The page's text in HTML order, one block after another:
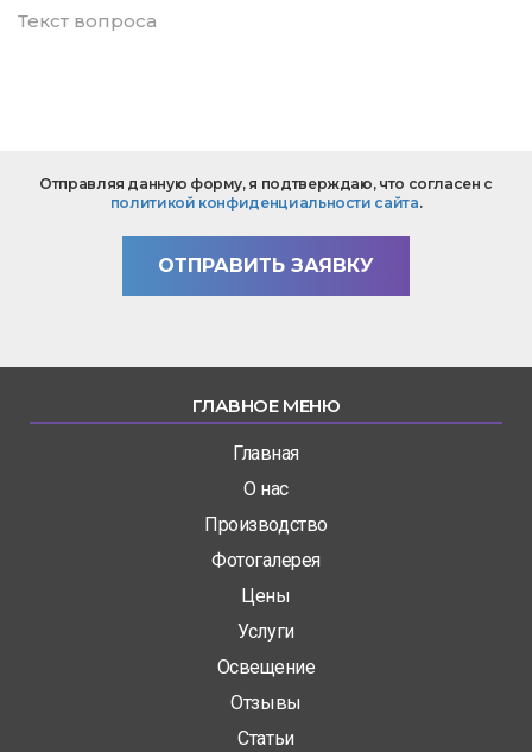
mail
вопроса
Отправляя данную форму, я подтверждаю, что согласен с
политикой конфиденциальности сайта.
ОТПРАВИТЬ ЗАЯВКУ
ГЛАВНОЕ МЕНЮ
Главная
О нас
Производство
Фотогалерея
Цены
Услуги
Освещение
Отзывы
Статьи